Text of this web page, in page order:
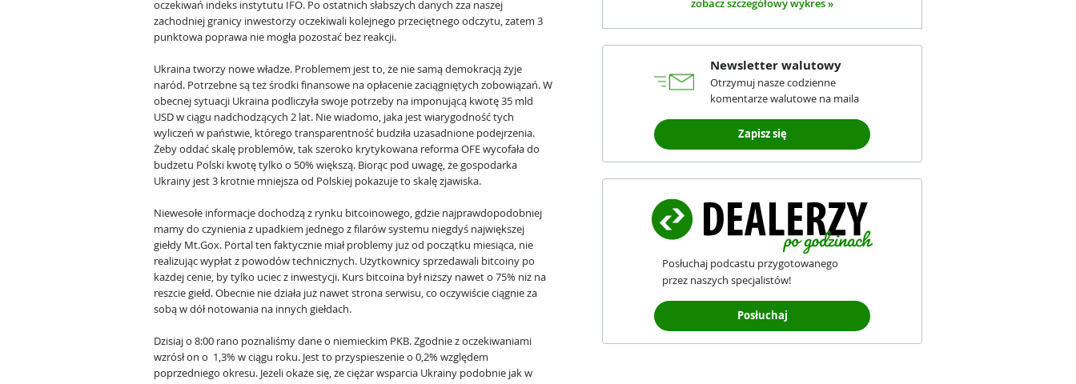
oczekiwań indeks instytutu IFO. Po ostatnich słabszych danych zza naszej
zachodniej granicy inwestorzy oczekiwali kolejnego przeciętnego odczytu, zatem 3
punktowa poprawa nie mogła pozostać bez reakcji.
Ukraina tworzy nowe władze. Problemem jest to, że nie samą demokracją żyje
naród. Potrzebne są też środki finansowe na opłacenie zaciągniętych zobowiązań. W
obecnej sytuacji Ukraina podliczyła swoje potrzeby na imponującą kwotę 35 mld
USD w ciągu nadchodzących 2 lat. Nie wiadomo, jaka jest wiarygodność tych
wyliczeń w państwie, którego transparentność budziła uzasadnione podejrzenia.
Żeby oddać skalę problemów, tak szeroko krytykowana reforma OFE wycofała do
budżetu Polski kwotę tylko o 50% większą. Biorąc pod uwagę, że gospodarka
Ukrainy jest 3 krotnie mniejsza od Polskiej pokazuje to skalę zjawiska.
Niewesołe informacje dochodzą z rynku bitcoinowego, gdzie najprawdopodobniej
mamy do czynienia z upadkiem jednego z filarów systemu niegdyś największej
giełdy Mt.Gox. Portal ten faktycznie miał problemy już od początku miesiąca, nie
realizując wypłat z powodów technicznych. Użytkownicy sprzedawali bitcoiny po
każdej cenie, by tylko uciec z inwestycji. Kurs bitcoina był niższy nawet o 75% niż na
reszcie giełd. Obecnie nie działa już nawet strona serwisu, co oczywiście ciągnie za
sobą w dół notowania na innych giełdach.
Dzisiaj o 8:00 rano poznaliśmy dane o niemieckim PKB. Zgodnie z oczekiwaniami
wzrósł on o 1,3% w ciągu roku. Jest to przyspieszenie o 0,2% względem
poprzedniego okresu. Jeżeli okaże się, że ciężar wsparcia Ukrainy podobnie jak w
zobacz szczegółowy wykres »
Newsletter walutowy
Otrzymuj nasze codzienne
komentarze walutowe na maila
Zapisz się
Posłuchaj podcastu przygotowanego
przez naszych specjalistów!
Posłuchaj